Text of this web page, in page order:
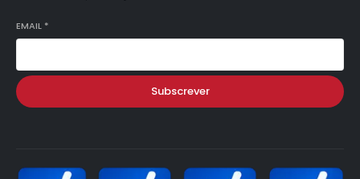
EMAIL *
Subscrever